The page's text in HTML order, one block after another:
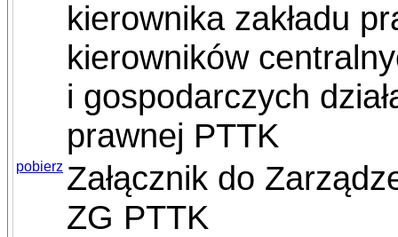
kierownika zakładu
kierowników
i gospodarczych
prawnej PTTK
pobierz Załącznik do
ZG PTTK